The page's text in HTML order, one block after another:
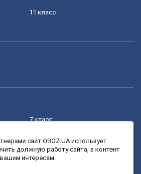
11 класс
7 класс
9 класс
сайт OBOZ.UA использует
должную работу сайта, а контент
интересам.